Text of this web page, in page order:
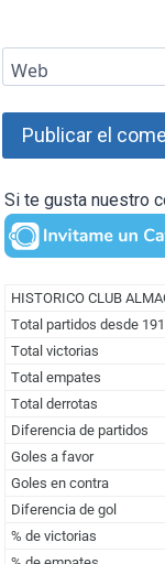
Web
Si te gusta nuestro